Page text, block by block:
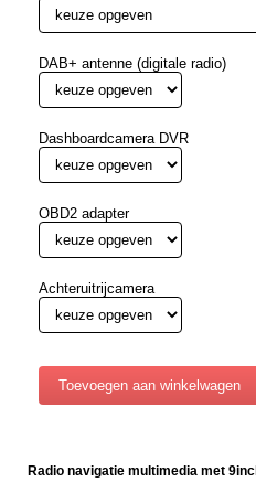
DAB+ antenne (digitale radio)
Dashboardcamera DVR
OBD2 adapter
Achteruitrijcamera
Radio navigatie multimedia met